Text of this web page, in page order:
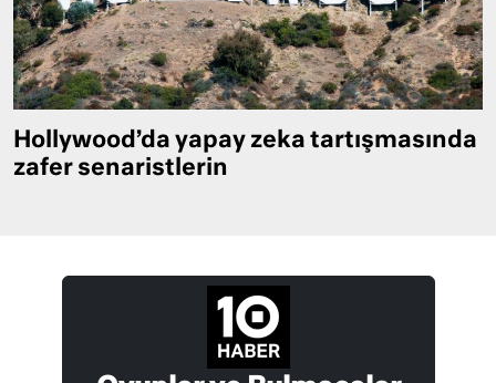
Hollywood’da yapay zeka tartışmasında
zafer senaristlerin